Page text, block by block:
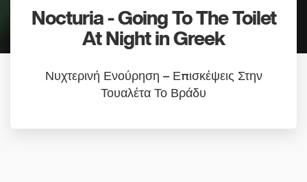
Nocturia - Going To The Toilet
At Night in Greek
Νυχτερινή Ενούρηση – Επισκέψεις Στην
Τουαλέτα Το Βράδυ